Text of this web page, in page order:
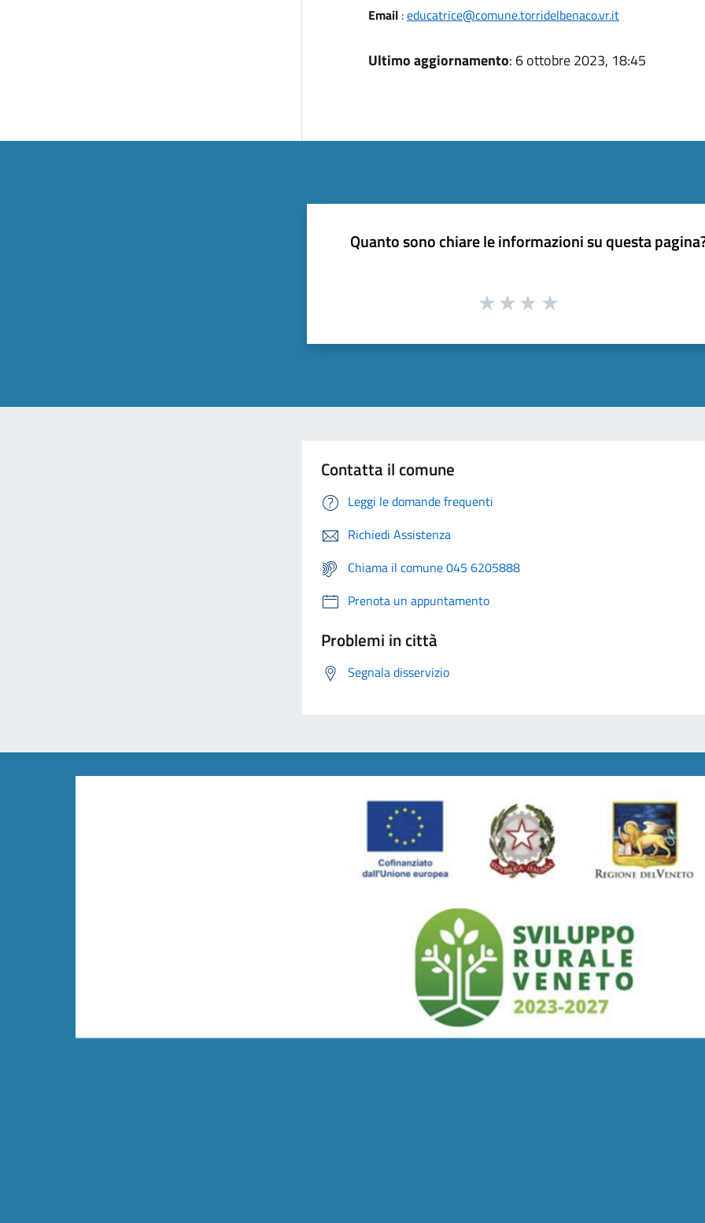
Email:educatrice@comune.torridelbenaco.vr.it
Ultimo aggiornamento: 6 ottobre 2023, 18:45
Quanto sono chiare le informazioni su questa
Contatta il comune
Leggi le domande frequenti
Richiedi Assistenza
Chiama il comune 045 6205888
Prenota un appuntamento
Problemi in città
Segnala disservizio